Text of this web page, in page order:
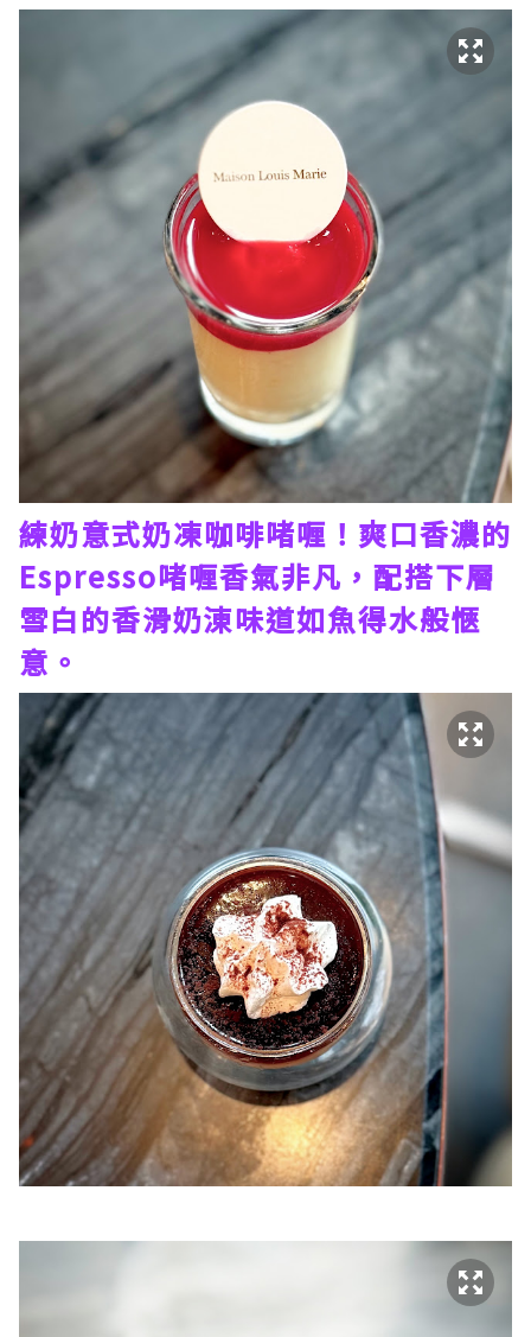
練奶意式奶凍咖啡啫喱！爽口香濃的
Espresso啫喱香氣非凡，配搭下層
雪白的香滑奶涷味道如魚得水般愜
意。